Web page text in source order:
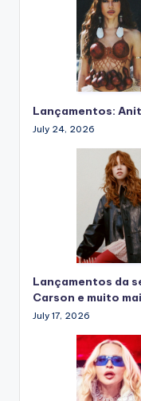
Lançamentos:
July 24, 2026
Lançamentos da
Carson e muito
July 17, 2026